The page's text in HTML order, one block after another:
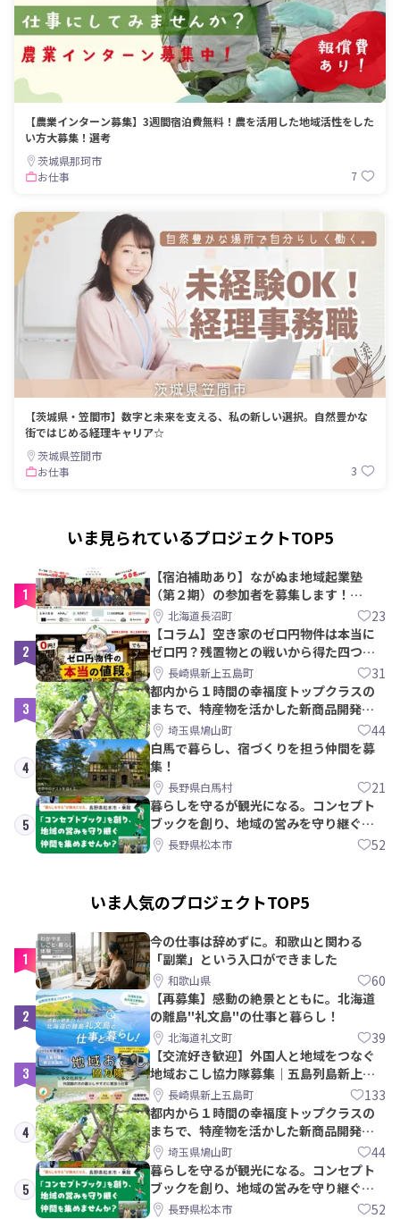
【農業インターン募集】3週間宿泊費無料！農を活用した地域活性をした
い方大募集！選考
茨城県那珂市
お仕事
7
【茨城県・笠間市】数字と未来を支える、私の新しい選択。自然豊かな
街ではじめる経理キャリア☆
茨城県笠間市
お仕事
3
いま見られているプロジェクトTOP5
1
【宿泊補助あり】ながぬま地域起業塾
（第２期）の参加者を募集します！
【8/21〆】
北海道長沼町 23
2
【コラム】空き家のゼロ円物件は本当に
ゼロ円？残置物との戦いから得た四つの
教訓｜新上五島町
長崎県新上五島町 31
3
都内から１時間の幸福度トップクラスの
まちで、特産物を活かした新商品開発＆
PRメンバー募集！
埼玉県鳩山町 44
4
白馬で暮らし、宿づくりを担う仲間を募
集！
長野県白馬村 21
5
暮らしを守るが観光になる。コンセプト
ブックを創り、地域の営みを守り継ぐ仲
間を集めませんか？
長野県松本市 52
いま人気のプロジェクトTOP5
1
今の仕事は辞めずに。和歌山と関わる
「副業」という入口ができました
和歌山県 60
2
【再募集】感動の絶景とともに。北海道
の離島"礼文島"の仕事と暮らし！
北海道礼文町 39
3
【交流好き歓迎】外国人と地域をつなぐ
地域おこし協力隊募集｜五島列島新上五
島町長崎県新上五島町 133
4
都内から１時間の幸福度トップクラスの
まちで、特産物を活かした新商品開発＆
PRメンバー募集！
埼玉県鳩山町 44
5
暮らしを守るが観光になる。コンセプト
ブックを創り、地域の営みを守り継ぐ仲
間を集めませんか？
長野県松本市 52